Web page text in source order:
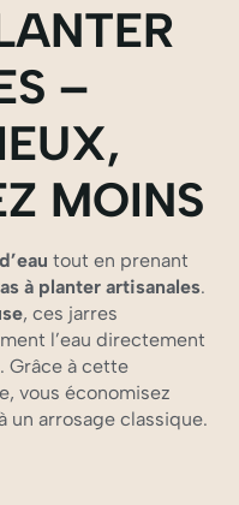
–
MOINS
tout en prenant
à planter artisanales.
, ces jarres
l’eau directement
Grâce à cette
vous économisez
un arrosage classique.